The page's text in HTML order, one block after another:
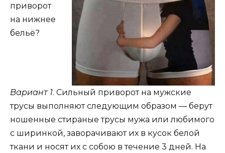
приворот
на нижнее
бельё?
Вариант 1. Сильный приворот на мужские
трусы выполняют следующим образом — берут
ношенные стираные трусы мужа или любимого
с ширинкой, заворачивают их в кусок белой
ткани и носят их с собою в течение 3 дней. На